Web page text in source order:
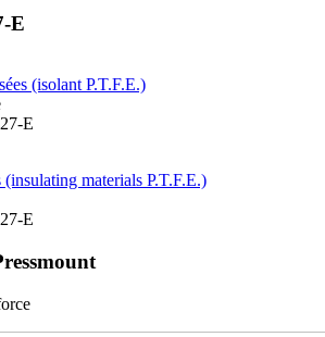
E
(isolant P.T.F.E.)
E
(insulating materials P.T.F.E.)
E